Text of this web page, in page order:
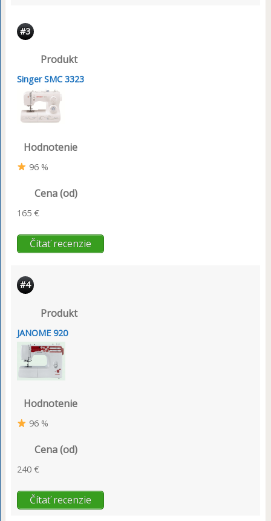
#3
Produkt
Singer SMC 3323
Hodnotenie
96 %
Cena (od)
165 €
Čítať recenzie
#4
Produkt
JANOME 920
Hodnotenie
96 %
Cena (od)
240 €
Čítať recenzie